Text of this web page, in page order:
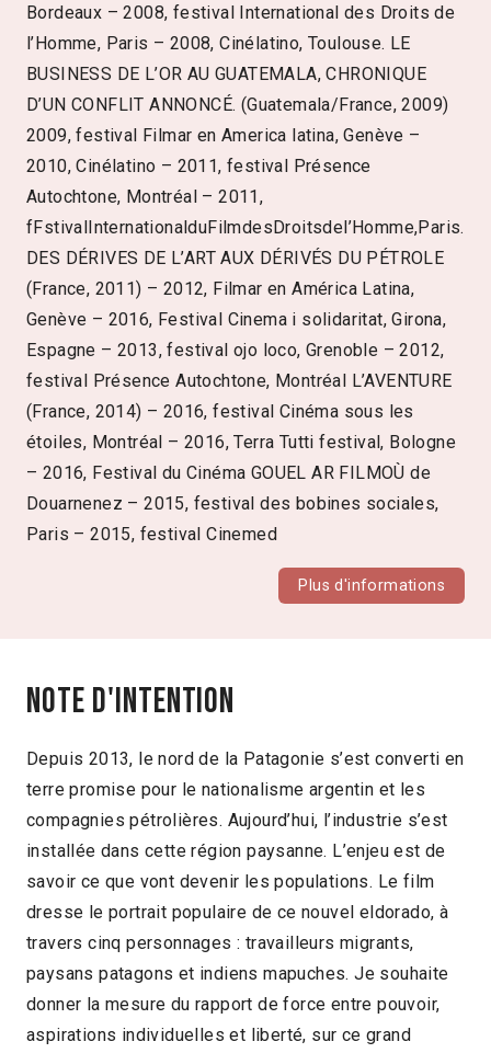
Bordeaux – 2008, festival International des Droits de
l’Homme, Paris – 2008, Cinélatino, Toulouse. LE
BUSINESS DE L’OR AU GUATEMALA, CHRONIQUE
D’UN CONFLIT ANNONCÉ. (Guatemala/France, 2009)
2009, festival Filmar en America latina, Genève –
2010, Cinélatino – 2011, festival Présence
Autochtone, Montréal – 2011,
fFstivalInternationalduFilmdesDroitsdel’Homme,Paris.
DES DÉRIVES DE L’ART AUX DÉRIVÉS DU PÉTROLE
(France, 2011) – 2012, Filmar en América Latina,
Genève – 2016, Festival Cinema i solidaritat, Girona,
Espagne – 2013, festival ojo loco, Grenoble – 2012,
festival Présence Autochtone, Montréal L’AVENTURE
(France, 2014) – 2016, festival Cinéma sous les
étoiles, Montréal – 2016, Terra Tutti festival, Bologne
– 2016, Festival du Cinéma GOUEL AR FILMOÙ de
Douarnenez – 2015, festival des bobines sociales,
Paris – 2015, festival Cinemed
Plus d'informations
Note d'intention
Depuis 2013, le nord de la Patagonie s’est converti en
terre promise pour le nationalisme argentin et les
compagnies pétrolières. Aujourd’hui, l’industrie s’est
installée dans cette région paysanne. L’enjeu est de
savoir ce que vont devenir les populations. Le film
dresse le portrait populaire de ce nouvel eldorado, à
travers cinq personnages : travailleurs migrants,
paysans patagons et indiens mapuches. Je souhaite
donner la mesure du rapport de force entre pouvoir,
aspirations individuelles et liberté, sur ce grand